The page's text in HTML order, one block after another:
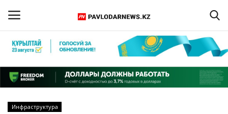
Регистрация
Главная
Инфраструктура